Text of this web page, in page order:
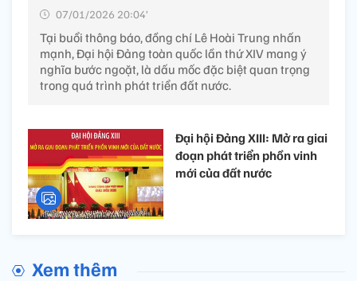
07/01/2026 20:04’
Tại buổi thông báo, đồng chí Lê Hoài Trung nhấn
mạnh, Đại hội Đảng toàn quốc lần thứ XIV mang ý
nghĩa bước ngoặt, là dấu mốc đặc biệt quan trọng
trong quá trình phát triển đất nước.
Đại hội Đảng XIII: Mở ra giai
đoạn phát triển phồn vinh
mới của đất nước
Xem thêm